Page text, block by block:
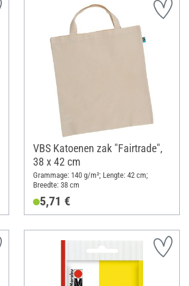
VBS Katoenen zak "Fairtrade",
38 x 42 cm
Grammage: 140 g/m²; Lengte: 42 cm;
Breedte: 38 cm
5,71 €